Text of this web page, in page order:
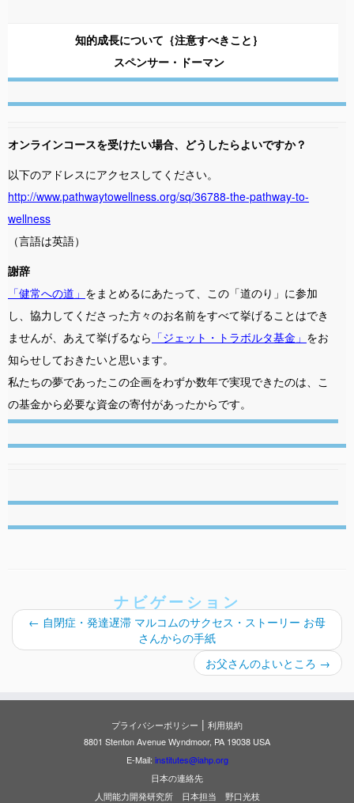
知的成長について｛注意すべきこと｝
スペンサー・ドーマン
オンラインコースを受けたい場合、どうしたらよいですか？
以下のアドレスにアクセスしてください。
http://www.pathwaytowellness.org/sq/36788-the-pathway-to-
wellness
（言語は英語）
謝辞
「健常への道」 をまとめるにあたって、この「道のり」に参加
し、協力してくださった方々のお名前をすべて挙げることはでき
ませんが、あえて挙げるなら 「ジェット・トラボルタ基金」 をお
知らせしておきたいと思います。
私たちの夢であったこの企画をわずか数年で実現できたのは、こ
の基金から必要な資金の寄付があったからです。
ナビゲーション
← 自閉症・発達遅滞 マルコムのサクセス・ストーリー お母
さんからの手紙
お父さんのよいところ →
プライバシーポリシー | 利用規約
8801 Stenton Avenue Wyndmoor, PA 19038 USA
E-Mail: institutes@iahp.org
日本の連絡先
人間能力開発研究所 日本担当 野口光枝